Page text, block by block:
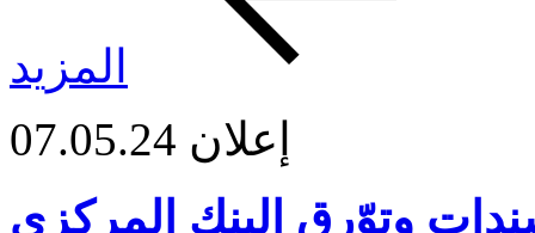
المزيد
07.05.24 إعلان
وتوّرق البنك المركزي